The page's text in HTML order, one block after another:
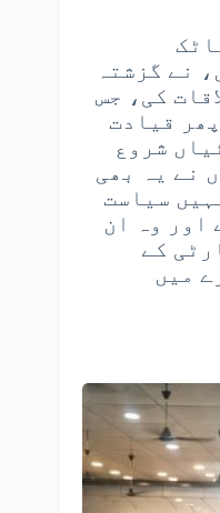
نے گزشتہ
کی، جس
قیادت
شروع
نے یہ بھی
سیاست
اور وہ ان
کے
میں